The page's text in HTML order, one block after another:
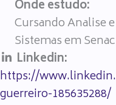
Onde estudo:
Cursando Analise
Sistemas em
Linkedin:
https://
guerreiro-185635288/